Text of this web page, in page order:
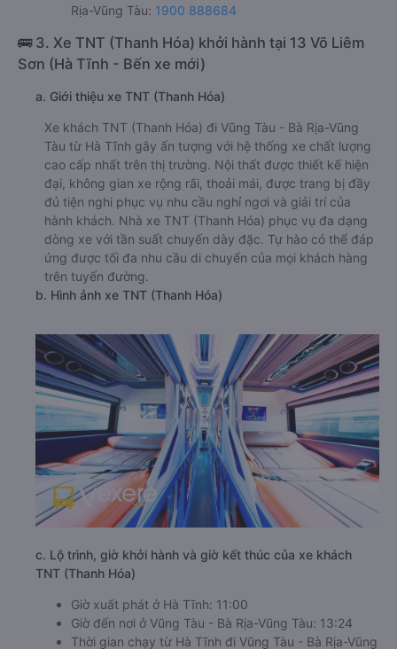
Rịa-Vũng Tàu: 1900 888684
🚌 3. Xe TNT (Thanh Hóa) khởi hành tại 13 Võ Liêm
Sơn (Hà Tĩnh - Bến xe mới)
a. Giới thiệu xe TNT (Thanh Hóa)
Xe khách TNT (Thanh Hóa) đi Vũng Tàu - Bà Rịa-Vũng
Tàu từ Hà Tĩnh gây ấn tượng với hệ thống xe chất lượng
cao cấp nhất trên thị trường. Nội thất được thiết kế hiện
đại, không gian xe rộng rãi, thoải mái, được trang bị đầy
đủ tiện nghi phục vụ nhu cầu nghỉ ngơi và giải trí của
hành khách. Nhà xe TNT (Thanh Hóa) phục vụ đa dạng
dòng xe với tần suất chuyến dày đặc. Tự hào có thể đáp
ứng được tối đa nhu cầu di chuyển của mọi khách hàng
trên tuyến đường.
b. Hình ảnh xe TNT (Thanh Hóa)
c. Lộ trình, giờ khởi hành và giờ kết thúc của xe khách
TNT (Thanh Hóa)
Giờ xuất phát ở Hà Tĩnh: 11:00
Giờ đến nơi ở Vũng Tàu - Bà Rịa-Vũng Tàu: 13:24
Thời gian chạy từ Hà Tĩnh đi Vũng Tàu - Bà Rịa-Vũng